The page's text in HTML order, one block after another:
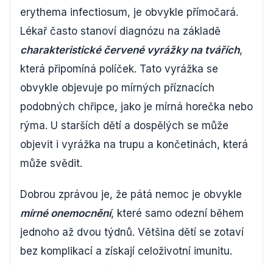
erythema infectiosum, je obvykle přímočará.
Lékař často stanoví diagnózu na základě
charakteristické červené vyrážky na tvářích,
která připomíná políček. Tato vyrážka se
obvykle objevuje po mírných příznacích
podobných chřipce, jako je mírná horečka nebo
rýma. U starších dětí a dospělých se může
objevit i vyrážka na trupu a končetinách, která
může svědit.
Dobrou zprávou je, že pátá nemoc je obvykle
mírné onemocnění, které samo odezní během
jednoho až dvou týdnů. Většina dětí se zotaví
bez komplikací a získají celoživotní imunitu.